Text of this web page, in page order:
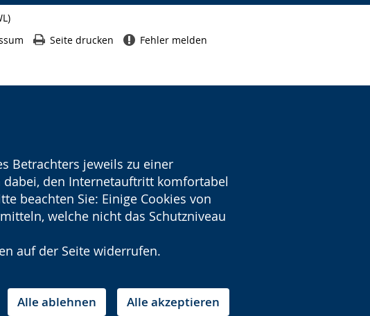
Betrachters jeweils zu einer
den Internetauftritt komfortabel
beachten Sie: Einige Cookies von
welche nicht das Schutzniveau
auf der Seite widerrufen.
Alle akzeptieren
Alle ablehnen
Seite drucken Fehler melden